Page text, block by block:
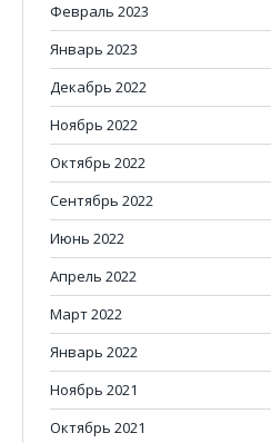
Февраль 2023
Январь 2023
Декабрь 2022
Ноябрь 2022
Октябрь 2022
Сентябрь 2022
Июнь 2022
Апрель 2022
Март 2022
Январь 2022
Ноябрь 2021
Октябрь 2021